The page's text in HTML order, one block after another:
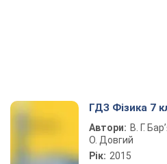
ГДЗ Фізика 7
Автори: В. Г.
О. Довгий
Рік: 2015